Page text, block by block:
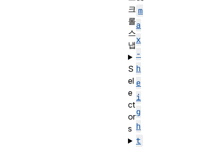
m
a
x
-
h
e
i
g
h
t
크
롤
스
냅
S
el
e
ct
or
s